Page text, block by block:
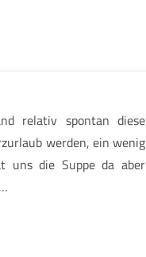
relativ spontan diese
werden, ein wenig
uns die Suppe da aber